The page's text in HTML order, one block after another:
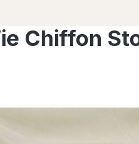
Chiffon